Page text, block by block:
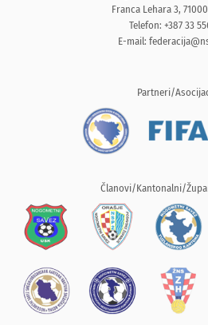
Franca Lehara 3,
Telefon: +387 33
E-mail:
Partneri/
Članovi/Kantonalni/